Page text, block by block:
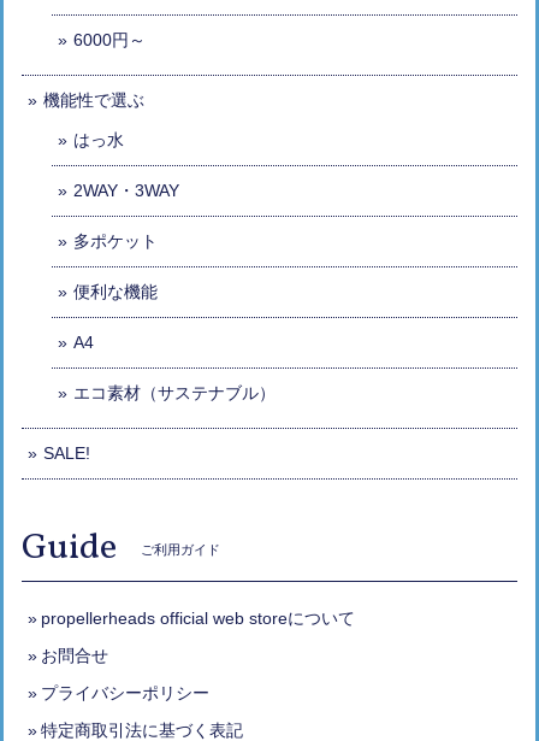
6000円～
機能性で選ぶ
はっ水
2WAY・3WAY
多ポケット
便利な機能
A4
エコ素材（サステナブル）
SALE!
Guide ご利用ガイド
propellerheads official web storeについて
お問合せ
プライバシーポリシー
特定商取引法に基づく表記